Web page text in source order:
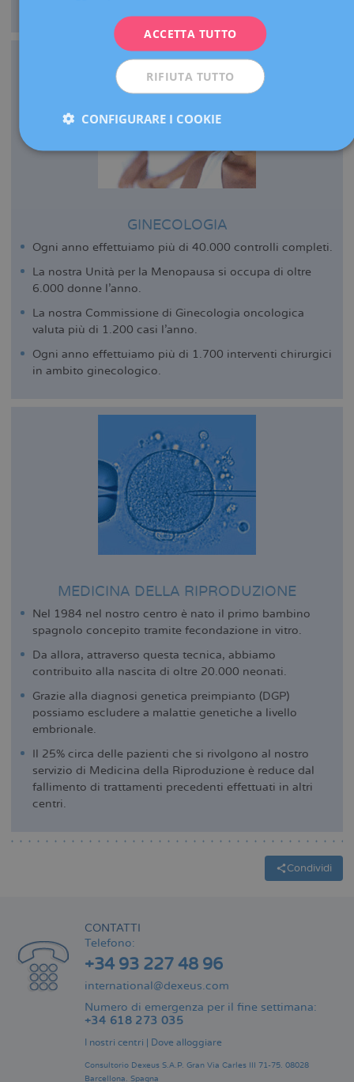
GINECOLOGIA
Ogni anno effettuiamo più di 40.000 controlli completi.
La nostra Unità per la Menopausa si occupa di oltre
6.000 donne l’anno.
La nostra Commissione di Ginecologia oncologica
valuta più di 1.200 casi l’anno.
Ogni anno effettuiamo più di 1.700 interventi chirurgici
in ambito ginecologico.
MEDICINA DELLA RIPRODUZIONE
Nel 1984 nel nostro centro è nato il primo bambino
spagnolo concepito tramite fecondazione in vitro.
Da allora, attraverso questa tecnica, abbiamo
contribuito alla nascita di oltre 20.000 neonati.
Grazie alla diagnosi genetica preimpianto (DGP)
possiamo escludere a malattie genetiche a livello
embrionale.
Il 25% circa delle pazienti che si rivolgono al nostro
servizio di Medicina della Riproduzione è reduce dal
fallimento di trattamenti precedenti effettuati in altri
centri.
Condividi
CONTATTI
Telefono:
+34 93 227 48 96
international@dexeus.com
Numero di emergenza per il fine settimana:
+34 618 273 035
I nostri centri Dove alloggiare
Consultorio Dexeus S.A.P. Gran Via Carles III 71-75. 08028
Barcellona. Spagna
ACCETTA TUTTO
RIFIUTA TUTTO
CONFIGURARE I COOKIE